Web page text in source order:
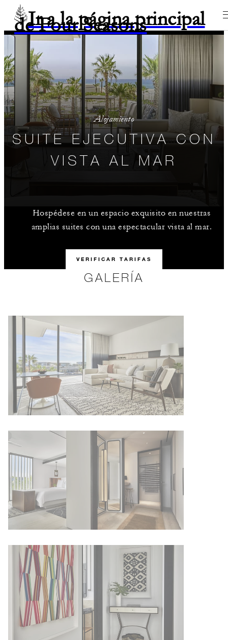
Ir a la página principal
de Four Seasons
Alojamiento
SUITE EJECUTIVA CON
VISTA AL MAR
Hospédese en un espacio exquisito en nuestras
amplias suites con una espectacular vista al mar.
VERIFICAR TARIFAS
GALERÍA